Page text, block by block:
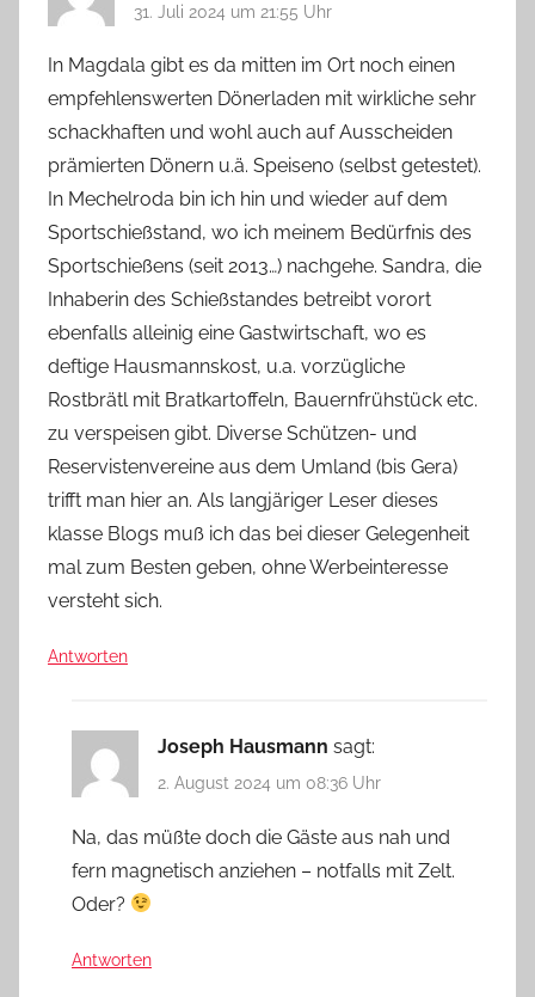
31. Juli 2024 um 21:55 Uhr
In Magdala gibt es da mitten im Ort noch einen
empfehlenswerten Dönerladen mit wirkliche sehr
schackhaften und wohl auch auf Ausscheiden
prämierten Dönern u.ä. Speisen0 (selbst getestet).
In Mechelroda bin ich hin und wieder auf dem
Sportschießstand, wo ich meinem Bedürfnis des
Sportschießens (seit 2013…) nachgehe. Sandra, die
Inhaberin des Schießstandes betreibt vorort
ebenfalls alleinig eine Gastwirtschaft, wo es
deftige Hausmannskost, u.a. vorzügliche
Rostbrätl mit Bratkartoffeln, Bauernfrühstück etc.
zu verspeisen gibt. Diverse Schützen- und
Reservistenvereine aus dem Umland (bis Gera)
trifft man hier an. Als langjäriger Leser dieses
klasse Blogs muß ich das bei dieser Gelegenheit
mal zum Besten geben, ohne Werbeinteresse
versteht sich.
Antworten
Joseph Hausmann sagt:
2. August 2024 um 08:36 Uhr
Na, das müßte doch die Gäste aus nah und
fern magnetisch anziehen – notfalls mit Zelt.
Oder?
Antworten